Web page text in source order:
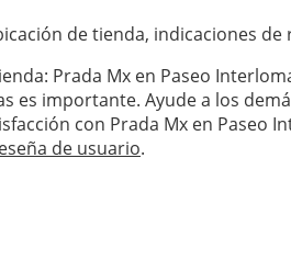
de tienda, indicaciones de
Prada Mx en Paseo
es importante. Ayude a los
con Prada Mx en Paseo
de usuario.